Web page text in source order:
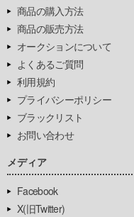
商品の購入方法
商品の販売方法
オークションについて
よくあるご質問
利用規約
プライバシーポリシー
ブラックリスト
お問い合わせ
メディア
Facebook
X(旧Twitter)